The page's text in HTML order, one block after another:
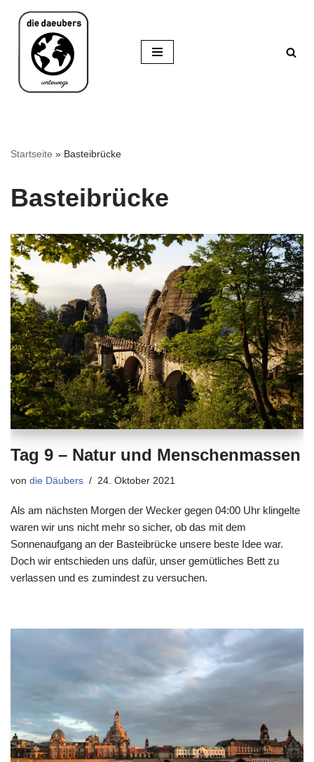
Inhalt
springen
Startseite » Basteibrücke
Basteibrücke
Tag 9 – Natur und Menschenmassen
von die Däubers 24. Oktober 2021
Als am nächsten Morgen der Wecker gegen 04:00 Uhr klingelte
waren wir uns nicht mehr so sicher, ob das mit dem
Sonnenaufgang an der Basteibrücke unsere beste Idee war.
Doch wir entschieden uns dafür, unser gemütliches Bett zu
verlassen und es zumindest zu versuchen.